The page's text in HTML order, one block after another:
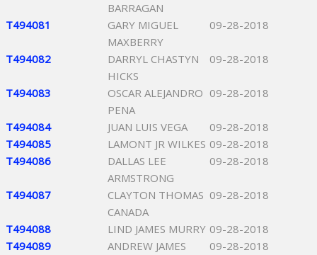
BARRAGAN
T494081
GARY MIGUEL
MAXBERRY
09-28-2018
T494082
DARRYL CHASTYN
HICKS
09-28-2018
T494083
OSCAR ALEJANDRO
PENA
09-28-2018
T494084 JUAN LUIS VEGA
09-28-2018
T494085
LAMONT JR WILKES 09-28-2018
T494086
DALLAS LEE
ARMSTRONG
09-28-2018
T494087
CLAYTON THOMAS
CANADA
09-28-2018
T494088 LIND JAMES MURRY 09-28-2018
T494089
ANDREW JAMES
09-28-2018